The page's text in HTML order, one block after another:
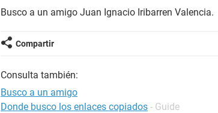
Busco a un amigo Juan Ignacio Iribarren Valencia.
Compartir
Consulta también:
Busco a un amigo
Donde busco los enlaces copiados - Guide